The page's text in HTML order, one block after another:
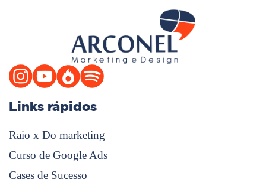
Links rápidos
Raio x Do marketing
Curso de Google Ads
Cases de Sucesso